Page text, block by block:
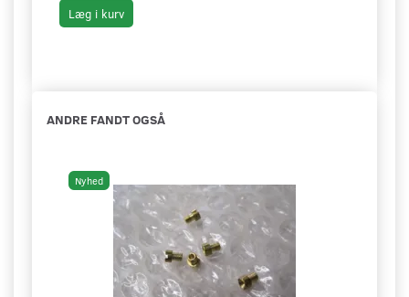
Læg i kurv
ANDRE FANDT OGSÅ
Nyhed